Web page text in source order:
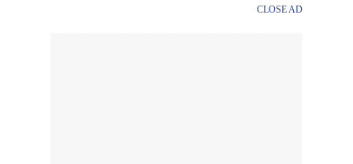
CLOSE AD